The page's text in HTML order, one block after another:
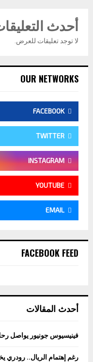
أحدث
لا توجد تعليقات للعرض.
OUR NETWORKS
FACEBOOK
TWITTER
INSTAGRAM
YOUTUBE
EMAIL
FACEBOOK FEED
أحدث المقالات
فينيسيوس جونيور يواصل
رغم إهتمام الريال.. رودري